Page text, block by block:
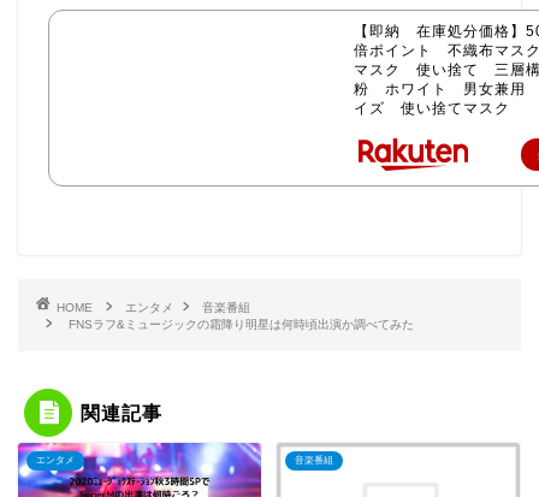
【即納 在庫処分価格
倍ポイント 不織布マ
マスク 使い捨て 三層
粉 ホワイト 男女兼用
イズ 使い捨てマスク
HOME エンタメ
音楽番組
FNSラフ&ミュージックの霜降り明星は何時頃出演か調べてみた
関連記事
エンタメ 音楽番組